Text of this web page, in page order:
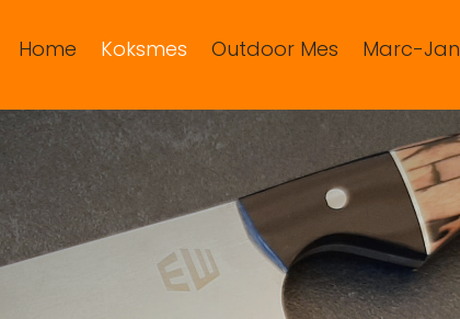
Home Koksmes Outdoor Mes Marc-Jan